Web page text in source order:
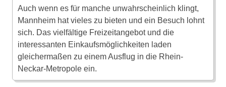
Auch wenn es für manche unwahrscheinlich klingt,
Mannheim hat vieles zu bieten und ein Besuch lohnt
sich. Das vielfältige Freizeitangebot und die
interessanten Einkaufsmöglichkeiten laden
gleichermaßen zu einem Ausflug in die Rhein-
Neckar-Metropole ein.